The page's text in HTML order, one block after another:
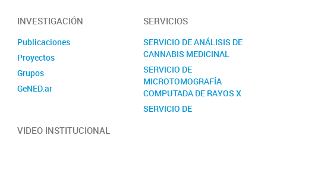
INVESTIGACIÓN
Publicaciones
Proyectos
Grupos
GeNED.ar
SERVICIOS
SERVICIO DE ANÁLISIS DE
CANNABIS MEDICINAL
SERVICIO DE
MICROTOMOGRAFÍA
COMPUTADA DE RAYOS X
SERVICIO DE
VIDEO INSTITUCIONAL